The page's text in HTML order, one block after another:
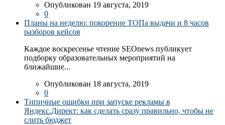
Опубликован 19 августа, 2019
0
Планы на неделю: покорение ТОПа выдачи и 8 часов
разборов кейсов
Каждое воскресенье чтение SEOnews публикует
подборку образовательных мероприятий на
ближайшие...
Опубликован 18 августа, 2019
0
Типичные ошибки при запуске рекламы в
Яндекс.Директ: как сделать сразу правильно, чтобы не
слить бюджет